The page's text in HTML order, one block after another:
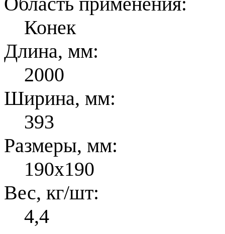
Конек
Длина, мм:
2000
Ширина, мм:
393
Размеры, мм:
190x190
Вес, кг/шт:
4,4